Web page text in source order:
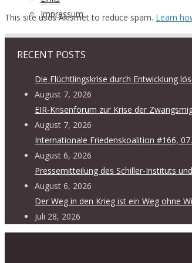
Impressum
This site uses Akismet to reduce spam. Learn
RECENT POSTS
Die Flüchtlingskrise durch Entwicklung
August 7, 2026
EIR-Krisenforum zur Krise der
August 7, 2026
Internationale Friedenskoalition #166,
August 6, 2026
Pressemitteilung des Schiller-Instituts
August 6, 2026
Der Weg in den Krieg ist ein Weg ohne
Juli 28, 2026